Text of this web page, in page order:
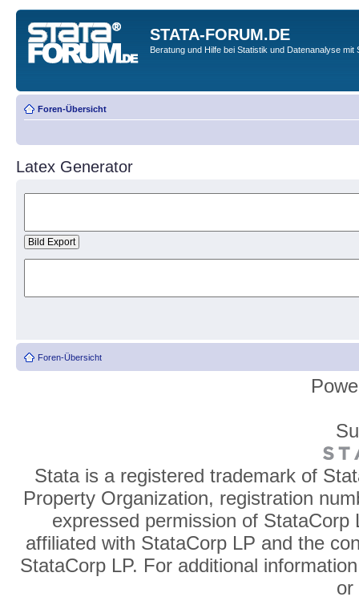
STATA-FORUM.DE
Beratung und Hilfe bei Statistik und Datenanalyse mit
Foren-Übersicht
Latex Generator
Foren-Übersicht
Stata is a registered trademark of
Property Organization, registration
expressed permission of
affiliated with StataCorp LP and the
StataCorp LP. For additional
or